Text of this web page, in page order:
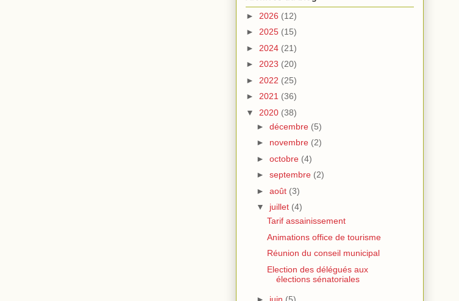
► 2026 (12)
► 2025 (15)
► 2024 (21)
► 2023 (20)
► 2022 (25)
► 2021 (36)
▼ 2020 (38)
► décembre (5)
► novembre (2)
► octobre (4)
► septembre (2)
► août (3)
▼ juillet (4)
Tarif assainissement
Animations office de tourisme
Réunion du conseil municipal
Election des délégués aux
élections sénatoriales